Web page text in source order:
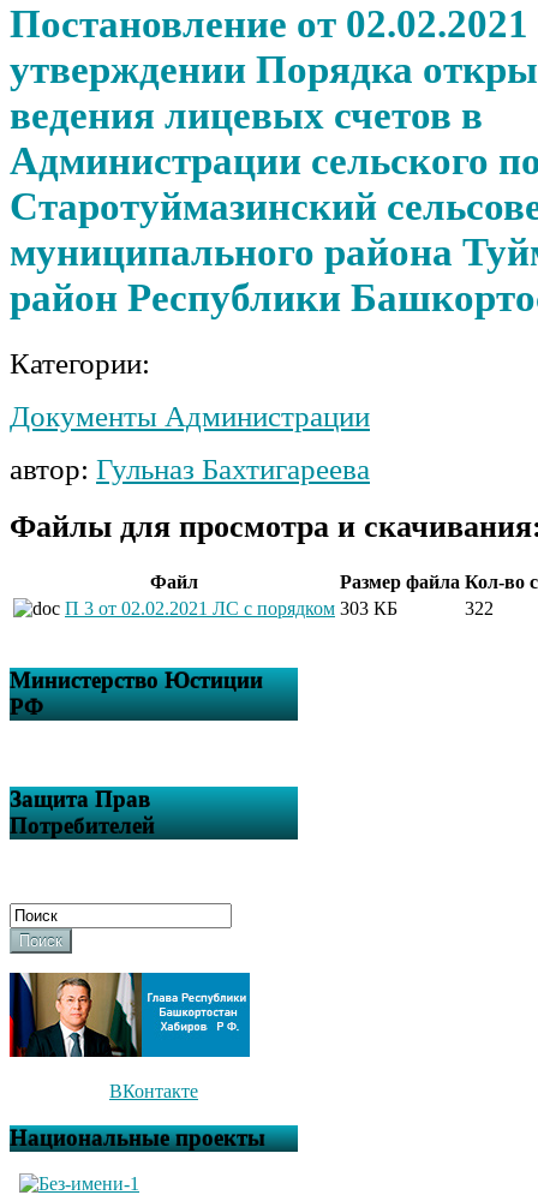
Постановление от
утверждении Порядка
ведения лицевых счетов в
Администрации сельского
Старотуймазинский
муниципального района
район Республики
Категории:
Документы Администрации
автор: Гульназ Бахтигареева
Файлы для просмотра и
Файл Размер файла Кол-во
П 3 от 02.02.2021 ЛС с порядком 303 КБ 322
Министерство Юстиции
РФ
Защита Прав
Потребителей
Поиск
ВКонтакте
Национальные проекты